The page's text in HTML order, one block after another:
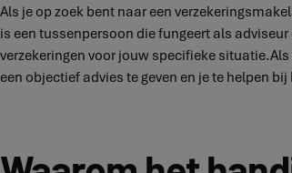
Als je op zoek bent naar een
is een tussenpersoon die fungeert als
verzekeringen voor jouw specifieke
een objectief advies te geven en je te helpen